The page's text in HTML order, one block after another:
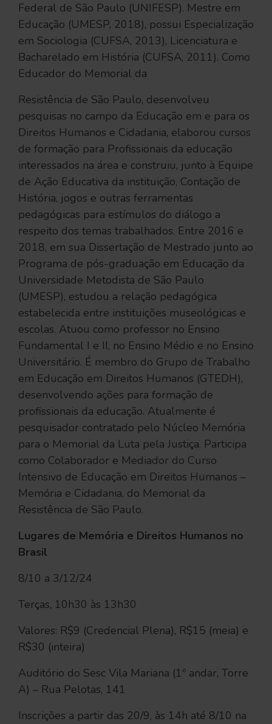
Federal de São Paulo (UNIFESP). Mestre em
Educação (UMESP, 2018), possui Especialização
em Sociologia (CUFSA, 2013), Licenciatura e
Bacharelado em História (CUFSA, 2011). Como
Educador do Memorial da
Resistência de São Paulo, desenvolveu
pesquisas no campo da Educação em e para os
Direitos Humanos e Cidadania, elaborou cursos
de formação para Profissionais da educação
interessados na área e construiu, junto à Equipe
de Ação Educativa da instituição, Contação de
História, jogos e outras ferramentas
pedagógicas para estímulos do diálogo a
respeito dos temas trabalhados. Entre 2016 e
2018, em sua Dissertação de Mestrado junto ao
Programa de pós-graduação em Educação da
Universidade Metodista de São Paulo
(UMESP), estudou a relação pedagógica
estabelecida entre instituições museológicas e
escolas. Atuou como professor no Ensino
Fundamental I e II, no Ensino Médio e no Ensino
Universitário. É membro do Grupo de Trabalho
em Educação em Direitos Humanos (GTEDH),
desenvolvendo ações para formação de
profissionais da educação. Atualmente é
pesquisador contratado pelo Núcleo Memória
para o Memorial da Luta pela Justiça. Participa
como Colaborador e Mediador do Curso
Intensivo de Educação em Direitos Humanos –
Memória e Cidadania, do Memorial da
Resistência de São Paulo.
Lugares de Memória e Direitos Humanos no
Brasil
8/10 a 3/12/24
Terças, 10h30 às 13h30
Valores: R$9 (Credencial Plena), R$15 (meia) e
R$30 (inteira)
Auditório do Sesc Vila Mariana (1º andar, Torre
A) – Rua Pelotas, 141
Inscrições a partir das 20/9, às 14h até 8/10 na